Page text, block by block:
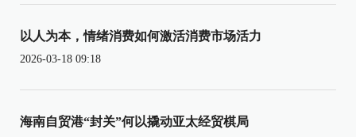
以人为本，情绪消费如何激活消费市场活力
2026-03-18 09:18
海南自贸港“封关”何以撬动亚太经贸棋局